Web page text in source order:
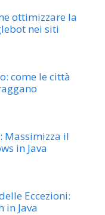
ottimizzare la
nei siti
come le città
Massimizza il
in Java
Eccezioni:
in Java